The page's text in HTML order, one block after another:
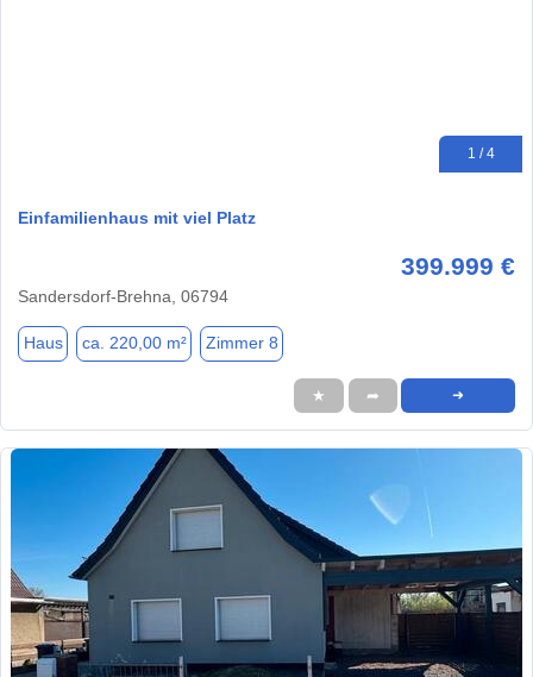
1 / 4
Einfamilienhaus mit viel Platz
399.999 €
Sandersdorf-Brehna, 06794
Haus ca. 220,00 m² Zimmer 8
★ ➦ ➜